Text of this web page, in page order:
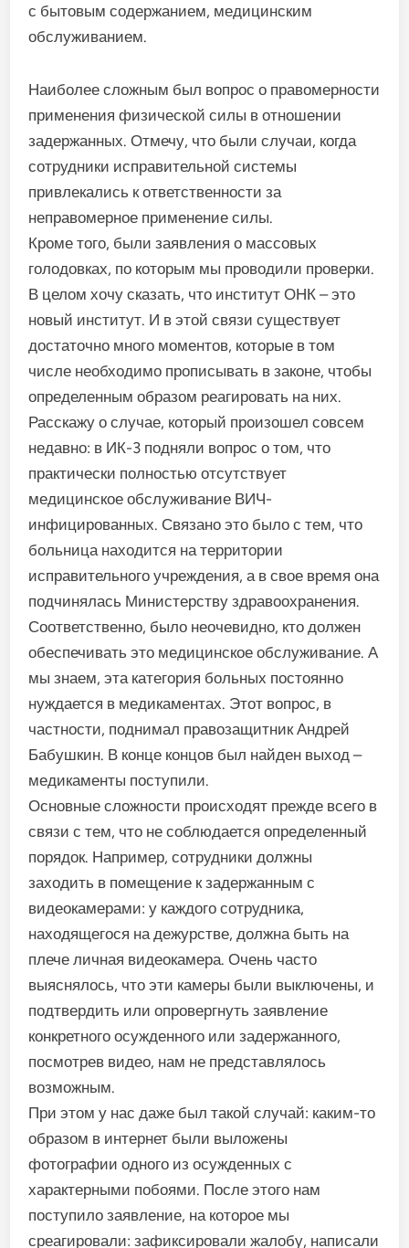
с бытовым содержанием, медицинским
обслуживанием.
Наиболее сложным был вопрос о правомерности
применения физической силы в отношении
задержанных. Отмечу, что были случаи, когда
сотрудники исправительной системы
привлекались к ответственности за
неправомерное применение силы.
Кроме того, были заявления о массовых
голодовках, по которым мы проводили проверки.
В целом хочу сказать, что институт ОНК – это
новый институт. И в этой связи существует
достаточно много моментов, которые в том
числе необходимо прописывать в законе, чтобы
определенным образом реагировать на них.
Расскажу о случае, который произошел совсем
недавно: в ИК-3 подняли вопрос о том, что
практически полностью отсутствует
медицинское обслуживание ВИЧ-
инфицированных. Связано это было с тем, что
больница находится на территории
исправительного учреждения, а в свое время она
подчинялась Министерству здравоохранения.
Соответственно, было неочевидно, кто должен
обеспечивать это медицинское обслуживание. А
мы знаем, эта категория больных постоянно
нуждается в медикаментах. Этот вопрос, в
частности, поднимал правозащитник Андрей
Бабушкин. В конце концов был найден выход –
медикаменты поступили.
Основные сложности происходят прежде всего в
связи с тем, что не соблюдается определенный
порядок. Например, сотрудники должны
заходить в помещение к задержанным с
видеокамерами: у каждого сотрудника,
находящегося на дежурстве, должна быть на
плече личная видеокамера. Очень часто
выяснялось, что эти камеры были выключены, и
подтвердить или опровергнуть заявление
конкретного осужденного или задержанного,
посмотрев видео, нам не представлялось
возможным.
При этом у нас даже был такой случай: каким-то
образом в интернет были выложены
фотографии одного из осужденных с
характерными побоями. После этого нам
поступило заявление, на которое мы
среагировали: зафиксировали жалобу, написали